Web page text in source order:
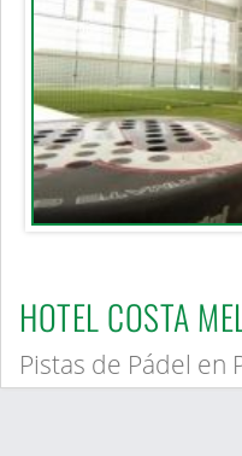
HOTEL COSTA
Pistas de Pádel en